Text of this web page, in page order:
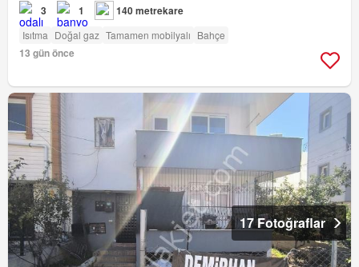
3 1 140 metrekare
Isıtma Doğal gaz Tamamen mobilyalı Bahçe
13 gün önce
17 Fotoğraflar